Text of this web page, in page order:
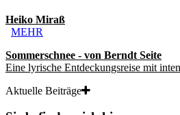
Heiko Miraß
MEHR
Sommerschnee - von Berndt Seite
Eine lyrische Entdeckungsreise mit
Aktuelle Beiträge